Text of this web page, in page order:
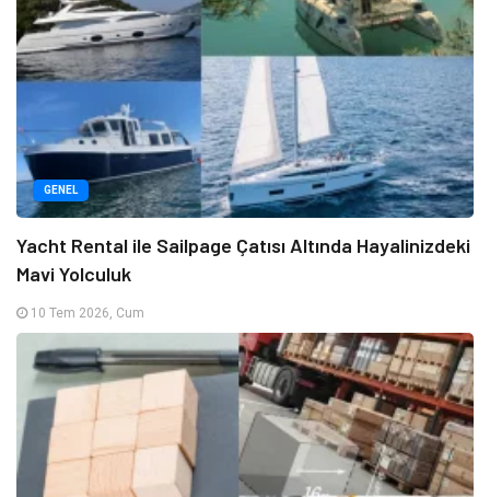
GENEL
Yacht Rental ile Sailpage Çatısı Altında Hayalinizdeki
Mavi Yolculuk
10 Tem 2026, Cum